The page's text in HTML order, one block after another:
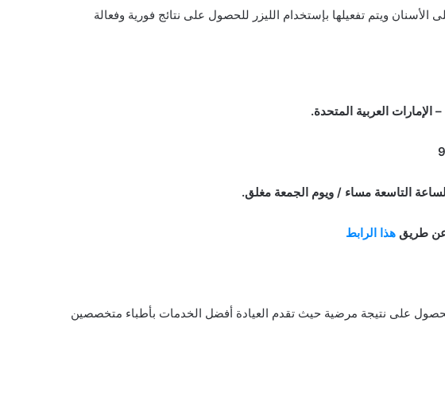
ويتم تفعيلها بإستخدام الليزر للحصول على نتائج فورية وفعالة
العربية المتحدة.
التاسعة مساء / ويوم الجمعة مغلق.
هذا الرابط
على نتيجة مرضية حيث تقدم العيادة أفضل الخدمات بأطباء متخصصين